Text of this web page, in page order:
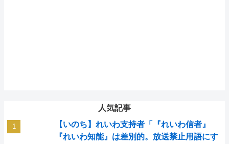
人気記事
【いのち】れいわ支持者「『れいわ信者』
『れいわ知能』は差別的。放送禁止用語にす